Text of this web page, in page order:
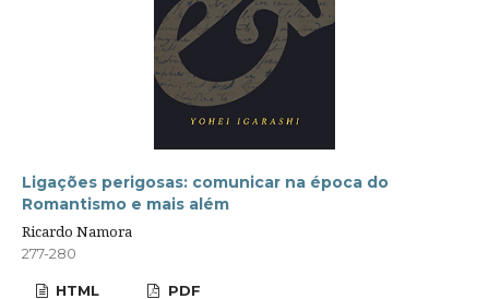
Ligações perigosas: comunicar na época do
Romantismo e mais além
Ricardo Namora
277-280
HTML PDF